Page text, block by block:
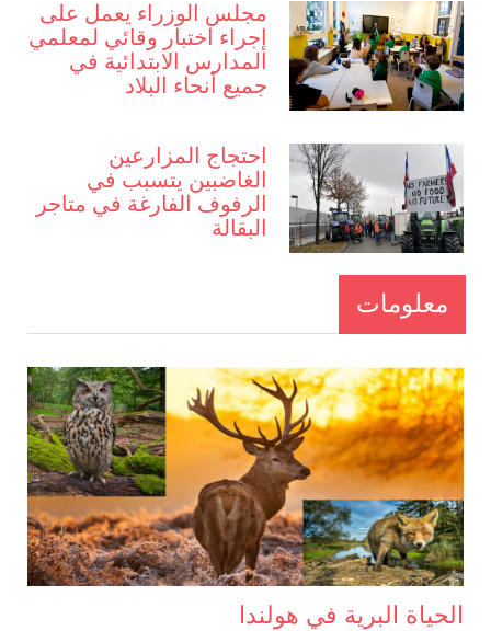
مجلس الوزراء يعمل على
إجراء اختبار وقائي لمعلمي
المدارس الابتدائية في
جميع أنحاء البلاد
احتجاج المزارعين
الغاضبين يتسبب في
الرفوف الفارغة في متاجر
البقالة
معلومات
الحياة البرية في هولندا